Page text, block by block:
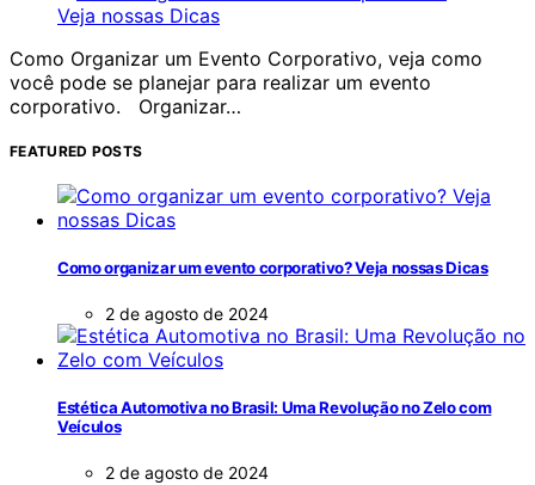
Como Organizar um Evento Corporativo, veja como
você pode se planejar para realizar um evento
corporativo. Organizar…
FEATURED POSTS
Como organizar um evento corporativo? Veja nossas Dicas
2 de agosto de 2024
Estética Automotiva no Brasil: Uma Revolução no Zelo com
Veículos
2 de agosto de 2024